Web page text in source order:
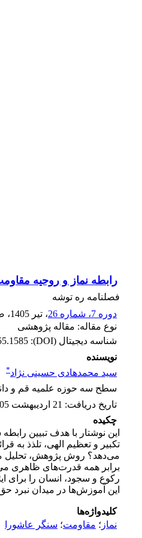
رابطه نماز و روحیه
فصلنامه ره توشه
دوره 7، شماره 26
، تیر 1405 ،
نوع مقاله: مقاله پژوهشی
شناسه دیجیتال (DOI):
نویسنده
سید محمدهادی حسینی نژاد*
سطح سه حوزه علمیه قم و
تاریخ دریافت: 21 اردیبهشت 1405
چکیده
این نوشتار با هدف تبیین
تکبیر و تعظیم الهی، تلذذ
می‌دهد؟ روش پژوهش، تحلیل
برابر همه قدرت‌های ظاهری
رکوع و سجود، انسان را برای
این آموزش‌ها در میدان نبرد
کلیدواژه‌ها
نماز ؛ مقاومت؛ سنگر عاشورا